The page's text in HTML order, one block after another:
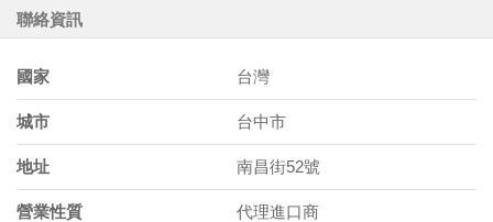
聯絡資訊
國家 台灣
城市 台中市
地址 南昌街52號
營業性質 代理進口商